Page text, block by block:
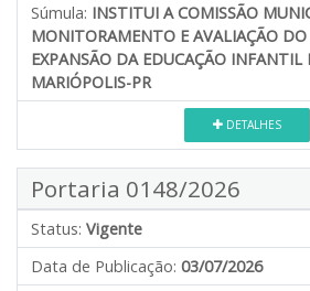
Súmula: INSTITUI A COMISSÃO
MONITORAMENTO E AVALIAÇÃO
EXPANSÃO DA EDUCAÇÃO
MARIÓPOLIS-PR
DETALHES
Portaria 0148/2026
Status: Vigente
Data de Publicação: 03/07/2026